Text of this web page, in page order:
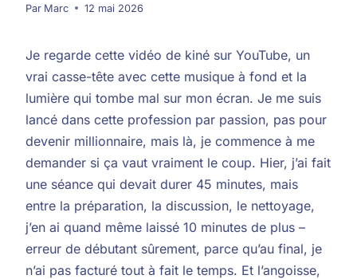
Par Marc 12 mai 2026
Je regarde cette vidéo de kiné sur YouTube, un
vrai casse-tête avec cette musique à fond et la
lumière qui tombe mal sur mon écran. Je me suis
lancé dans cette profession par passion, pas pour
devenir millionnaire, mais là, je commence à me
demander si ça vaut vraiment le coup. Hier, j’ai fait
une séance qui devait durer 45 minutes, mais
entre la préparation, la discussion, le nettoyage,
j’en ai quand même laissé 10 minutes de plus –
erreur de débutant sûrement, parce qu’au final, je
n’ai pas facturé tout à fait le temps. Et l’angoisse,